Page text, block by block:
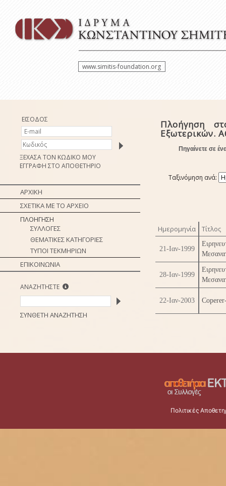
www.simitis-foundation.org
ΕΙΣΟΔΟΣ
ΞΕΧΑΣΑ ΤΟΝ ΚΩΔΙΚΟ ΜΟΥ
ΕΓΓΡΑΦΗ ΣΤΟ ΑΠΟΘΕΤΗΡΙΟ
ΑΡΧΙΚΗ
ΣΧΕΤΙΚΑ ΜΕ ΤΟ ΑΡΧΕΙΟ
ΠΛΟΗΓΗΣΗ
ΣΥΛΛΟΓΕΣ
ΘΕΜΑΤΙΚΕΣ ΚΑΤΗΓΟΡΙΕΣ
ΤΥΠΟΙ ΤΕΚΜΗΡΙΩΝ
ΕΠΙΚΟΙΝΩΝΙΑ
ΑΝΑΖΗΤΗΣΤΕ
ΣΥΝΘΕΤΗ ΑΝΑΖΗΤΗΣΗ
Πλοήγηση
Εξωτερικών.
Πηγαίνετε σε
Ταξινόμηση ανά:
Ημερομηνία Τίτλος
21-Ιαν-1999
28-Ιαν-1999
22-Ιαν-2003